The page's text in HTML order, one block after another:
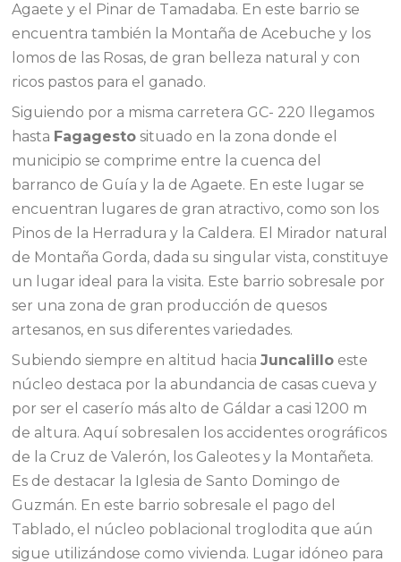
Agaete y el Pinar de Tamadaba. En este barrio se
encuentra también la Montaña de Acebuche y los
lomos de las Rosas, de gran belleza natural y con
ricos pastos para el ganado.
Siguiendo por a misma carretera GC- 220 llegamos
hasta Fagagesto situado en la zona donde el
municipio se comprime entre la cuenca del
barranco de Guía y la de Agaete. En este lugar se
encuentran lugares de gran atractivo, como son los
Pinos de la Herradura y la Caldera. El Mirador natural
de Montaña Gorda, dada su singular vista, constituye
un lugar ideal para la visita. Este barrio sobresale por
ser una zona de gran producción de quesos
artesanos, en sus diferentes variedades.
Subiendo siempre en altitud haciaJuncalillo este
núcleo destaca por la abundancia de casas cueva y
por ser el caserío más alto de Gáldar a casi 1200 m
de altura. Aquí sobresalen los accidentes orográficos
de la Cruz de Valerón, los Galeotes y la Montañeta.
Es de destacar la Iglesia de Santo Domingo de
Guzmán. En este barrio sobresale el pago del
Tablado, el núcleo poblacional troglodita que aún
sigue utilizándose como vivienda. Lugar idóneo para